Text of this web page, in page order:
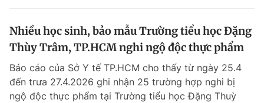
Nhiều học sinh, bảo mẫu Trường tiểu học Đặng
Thùy Trâm, TP.HCM nghi ngộ độc thực phẩm
Báo cáo của Sở Y tế TP.HCM cho thấy từ ngày 25.4
đến trưa 27.4.2026 ghi nhận 25 trường hợp nghi bị
ngộ độc thực phẩm tại Trường tiểu học Đặng Thuỳ